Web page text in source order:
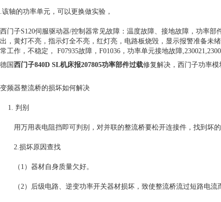
.该轴的功率单元，可以更换做实验，
西门子S120伺服驱动器/控制器常见故障：温度故障、接地故障，功率
出，黄灯不亮，指示灯全不亮，红灯亮，电路板烧毁，显示报警准备未
常工作，不稳定， F07935故障，F01036，功率单元接地故障
德国 西门子840D SL机床报207805功率部件过载修复解决，西门子功率
变频器整流桥的损坏如何解决
1. 判别
用万用表电阻挡即可判别，对并联的整流桥要松开连接件，找到坏
2.损坏原因查找
（1）器材自身质量欠好。
（2）后级电路、逆变功率开关器材损坏，致使整流桥流过短路电流